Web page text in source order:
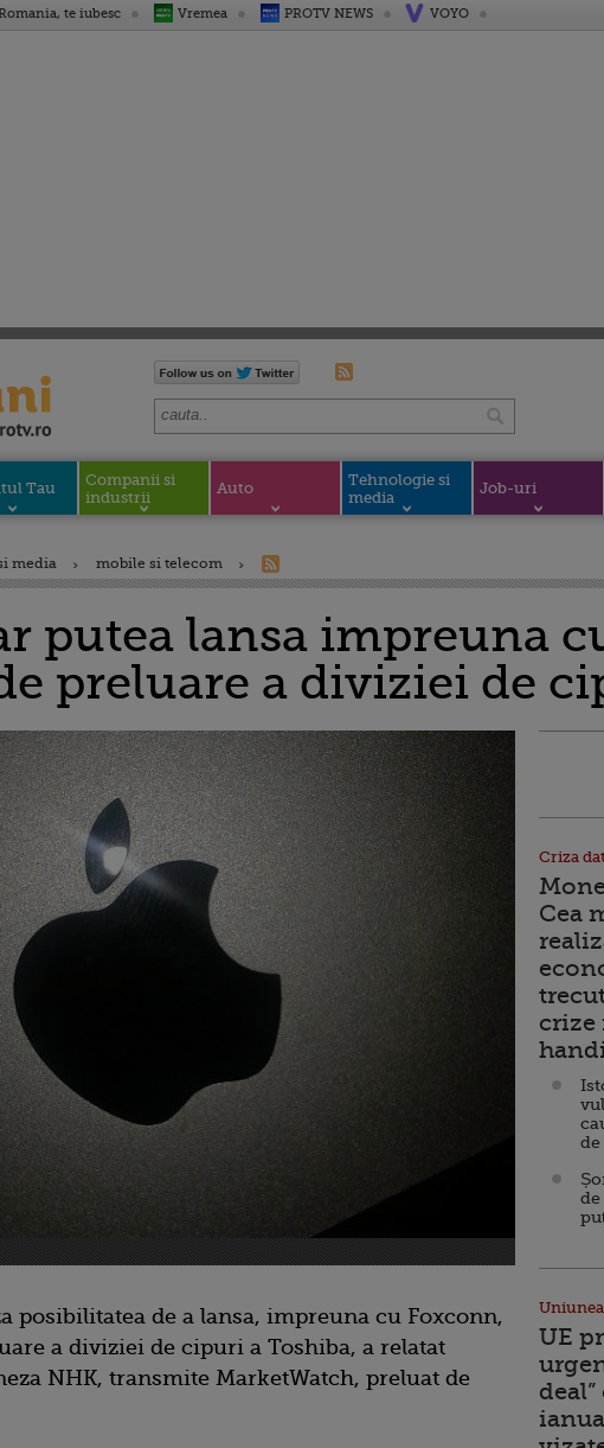
te iubesc Vremea PROTV NEWS VOYO
Tau
Companii si
industrii
Auto
Tehnologie si
media
Job-uri
media mobile si telecom
putea lansa impreuna
preluare a diviziei de
posibilitatea de a lansa, impreuna cu Foxconn,
a diviziei de cipuri a Toshiba, a relatat
NHK, transmite MarketWatch, preluat de
Criza
Cea
crize
de
UE